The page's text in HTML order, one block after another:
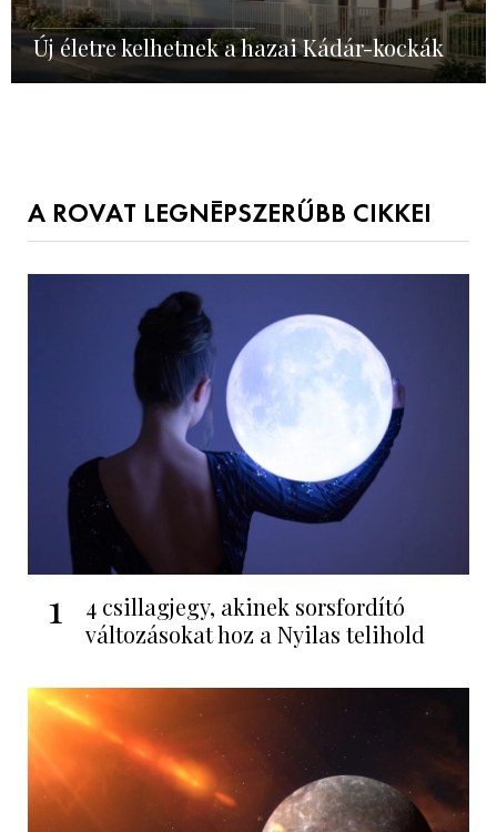
Új életre kelhetnek a hazai Kádár-kockák
A ROVAT LEGNÉPSZERŰBB CIKKEI
1
4 csillagjegy, akinek sorsfordító
változásokat hoz a Nyilas telihold